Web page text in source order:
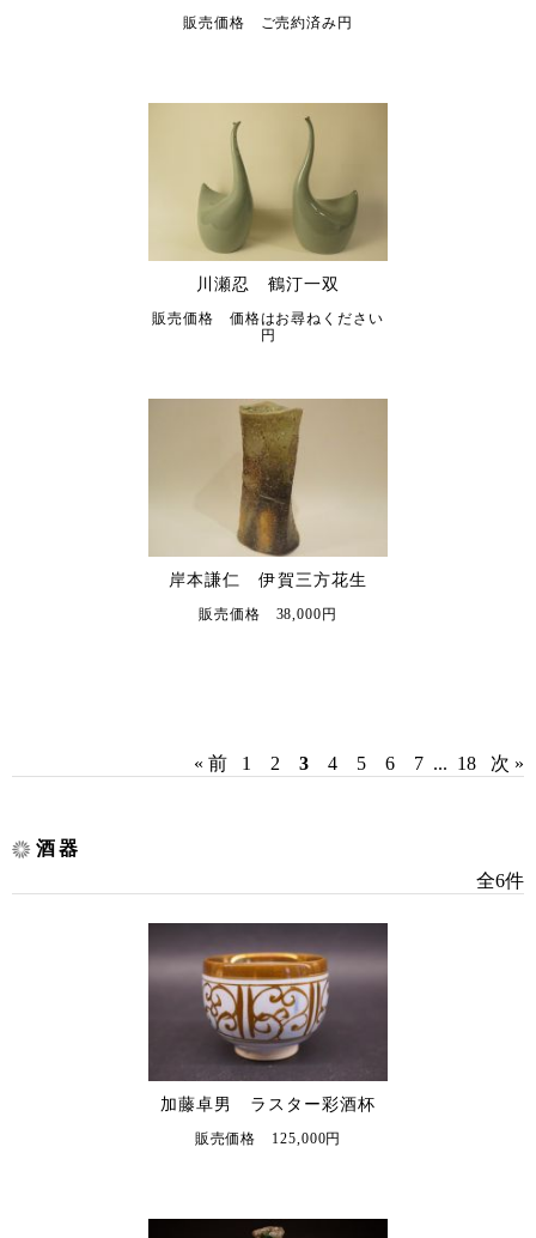
販売価格 ご売約済み円
川瀬忍 鶴汀一双
販売価格 価格はお尋ねください
円
岸本謙仁 伊賀三方花生
販売価格 38,000円
« 前 1 2 3 4 5 6 7 ... 18 次 »
酒器
全6件
加藤卓男 ラスター彩酒杯
販売価格 125,000円